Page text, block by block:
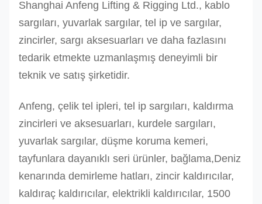
800T
RES-
1000T
1000
portakal
476
Diğer boyutlar talep üzerine üretilebilir.
Shanghai Anfeng Lifting & Rigging Ltd., kablo
sargıları, yuvarlak sargılar, tel ip ve sargılar,
zincirler, sargı aksesuarları ve daha fazlasını
tedarik etmekte uzmanlaşmış deneyimli bir
teknik ve satış şirketidir.
Anfeng, çelik tel ipleri, tel ip sargıları, kaldırma
zincirleri ve aksesuarları, kurdele sargıları,
yuvarlak sargılar, düşme koruma kemeri,
tayfunlara dayanıklı seri ürünler, bağlama,Deniz
kenarında demirleme hatları, zincir kaldırıcılar,
kaldıraç kaldırıcılar, elektrikli kaldırıcılar, 1500